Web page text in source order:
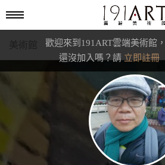
歡迎來到191ART雲端美術館
還沒加入嗎？請 立即註冊
典藏交流館